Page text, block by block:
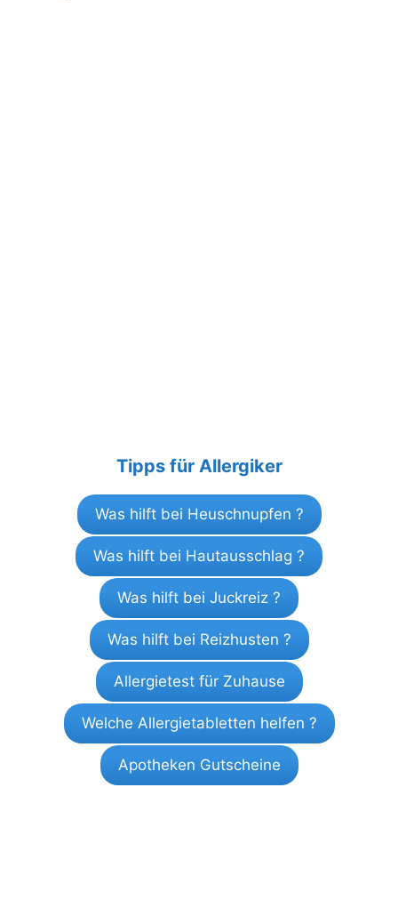
Tipps für Allergiker
Was hilft bei Heuschnupfen ?
Was hilft bei Hautausschlag ?
Was hilft bei Juckreiz ?
Was hilft bei Reizhusten ?
Allergietest für Zuhause
Welche Allergietabletten helfen ?
Apotheken Gutscheine